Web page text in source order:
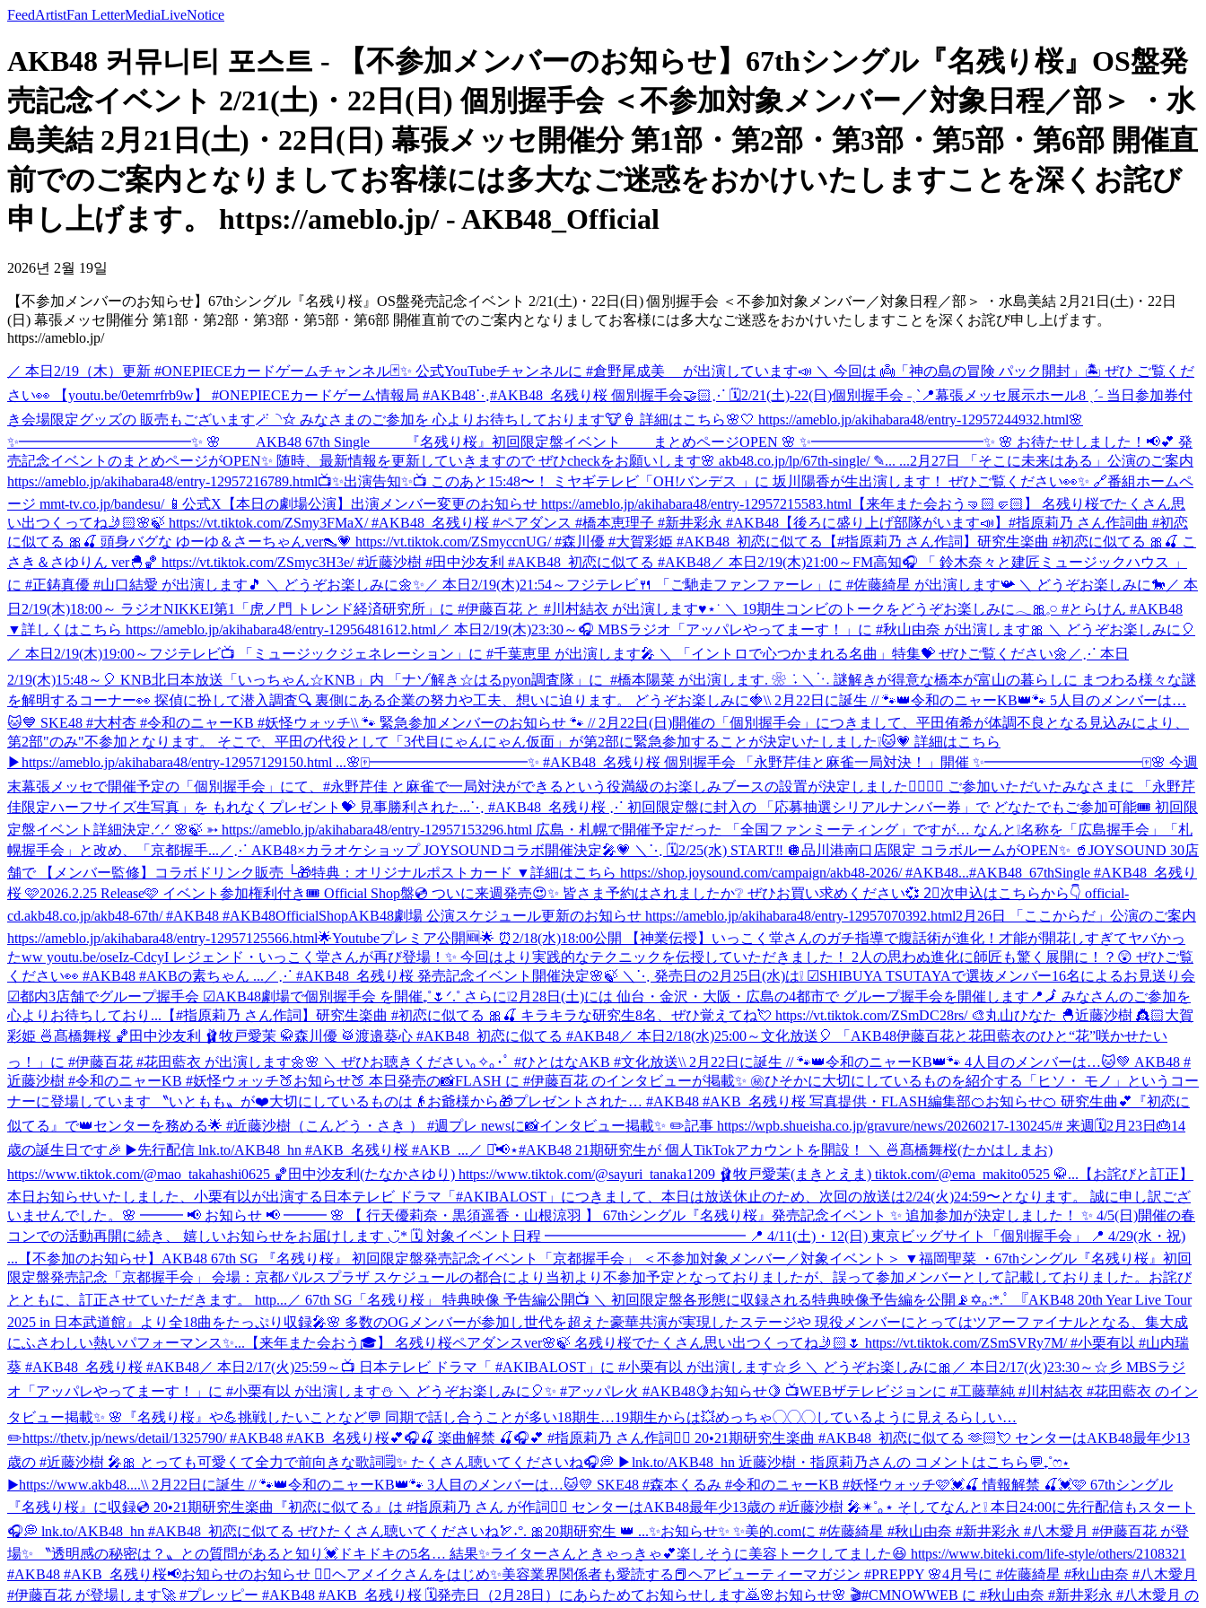
FeedArtistFan LetterMediaLiveNotice
AKB48 커뮤니티 포스트 - 【不参加メンバーのお知らせ】67thシングル『名残り桜』OS盤発
売記念イベント 2/21(土)・22日(日) 個別握手会 ＜不参加対象メンバー／対象日程／部＞ ・水
島美結 2月21日(土)・22日(日) 幕張メッセ開催分 第1部・第2部・第3部・第5部・第6部 開催直
前でのご案内となりましてお客様には多大なご迷惑をおかけいたしますことを深くお詫び
申し上げます。 https://ameblo.jp/ - AKB48_Official
2026년 2월 19일
【不参加メンバーのお知らせ】67thシングル『名残り桜』OS盤発売記念イベント 2/21(土)・22日(日) 個別握手会 ＜不参加対象メンバー／対象日程／部＞ ・水島美結 2月21日(土)・22日
(日) 幕張メッセ開催分 第1部・第2部・第3部・第5部・第6部 開催直前でのご案内となりましてお客様には多大なご迷惑をおかけいたしますことを深くお詫び申し上げます。
https://ameblo.jp/
／ 本日2/19（木）更新 #ONEPIECEカードゲームチャンネル🃏✨ 公式YouTubeチャンネルに #倉野尾成美 が出演しています📣 ＼ 今回は 👼「神の島の冒険 パック開封」🏝️ ぜひ ご覧くだ
さい👀 【youtu.be/0etemrfrb9w】 #ONEPIECEカードゲーム情報局 #AKB48⋱#AKB48_名残り桜 個別握手会🤝🏻⋰ 🗓️2/21(土)-22(日)個別握手会 ˗ˏˋ📍幕張メッセ展示ホール8 ˎˊ˗ 当日参加券付
き会場限定グッズの 販売もございます🪄◝✩ みなさまのご参加を 心よりお待ちしております🐮🍦 詳細はこちら🌸🤍 https://ameblo.jp/akihabara48/entry-12957244932.html🌸
✨━━━━━━━━━━━━✨ 🌸 AKB48 67th Single 『名残り桜』初回限定盤イベント まとめページOPEN 🌸 ✨━━━━━━━━━━━━✨ 🌸 お待たせしました！📢💕 発
売記念イベントのまとめページがOPEN✨ 随時、最新情報を更新していきますので ぜひcheckをお願いします🌸 akb48.co.jp/lp/67th-single/ ✎... ...2月27日 「そこに未来はある」公演のご案内
https://ameblo.jp/akihabara48/entry-12957216789.html📺✨出演告知✨📺 このあと15:48〜！ ミヤギテレビ「OH!バンデス 」に 坂川陽香が生出演します！ ぜひご覧ください👀✨ 🔗番組ホームペ
ージ mmt-tv.co.jp/bandesu/ 📱公式X 【本日の劇場公演】出演メンバー変更のお知らせ https://ameblo.jp/akihabara48/entry-12957215583.html 【来年また会おう🤜🏻🤛🏻】 名残り桜でたくさん思
い出つくってね🤳🏻🌸🍃 https://vt.tiktok.com/ZSmy3FMaX/ #AKB48_名残り桜 #ペアダンス #橋本恵理子 #新井彩永 #AKB48 【後ろに盛り上げ部隊がいます📣】#指原莉乃 さん作詞曲 #初恋
に似てる 🎀🍒 頭身バグな ゆーゆ＆さーちゃんver👠💗 https://vt.tiktok.com/ZSmyccnUG/ #森川優 #大賀彩姫 #AKB48_初恋に似てる
【#指原莉乃 さん作詞】研究生楽曲 #初恋に似てる 🎀🍒 こ
さき＆さゆりん ver🐣🏀 https://vt.tiktok.com/ZSmyc3H3e/ #近藤沙樹 #田中沙友利 #AKB48_初恋に似てる #AKB48／ 本日2/19(木)21:00～FM高知🎧 「 鈴⽊奈々と建匠ミュージックハウス 」
に #正鋳真優 #山口結愛 が出演します🎵 ＼ どうぞお楽しみに🌼✨ ／ 本日2/19(木)21:54～フジテレビ🍴 「ご馳走ファンファーレ」に #佐藤綺星 が出演します📯 ＼ どうぞお楽しみに🐎 ／ 本
日2/19(木)18:00～ ラジオNIKKEI第1「虎ノ門 トレンド経済研究所」に #伊藤百花 と #川村結衣 が出演します♥⋆˙ ＼ 19期生コンビのトークをどうぞお楽しみに𓂃🎀𓈒𓏸 #とらけん #AKB48
▼詳しくはこちら https://ameblo.jp/akihabara48/entry-12956481612.html ／ 本日2/19(木)23:30～🎧 MBSラジオ「アッパレやってまーす！」に #秋山由奈 が出演します🎀 ＼ どうぞお楽しみに🎈
／ 本日2/19(木)19:00～フジテレビ📺 「ミュージックジェネレーション」に #千葉恵里 が出演します🎤 ＼ 「イントロで心つかまれる名曲」特集💝 ぜひご覧ください🌼 ‎／⋰ ‎本日
2/19(木)15:48～🎈 ‎KNB北日本放送「いっちゃん☆KNB」内 ‎「ナゾ解き☆はるpyon調査隊」に ‎ ⁦‪#橋本陽菜‬⁩ が出演します. ❀ ݁ ˖ ‎＼⋱ ‎謎解きが得意な橋本が富山の暮らしに ‎まつわる様々な謎
を解明するコーナー👀 ‎探偵に扮して潜入調査🔍 ‎裏側にある企業の努力や工夫、想いに迫ります。 ‎どうぞお楽しみに🍓\\ 2月22日に誕生 // 🐾👑令和のニャーKB👑🐾 5人目のメンバーは…
🐱💙 SKE48 #大村杏 #令和のニャーKB #妖怪ウォッチ\\ 🐾 緊急参加メンバーのお知らせ 🐾 // 2月22日(日)開催の「個別握手会」につきまして、平田侑希が体調不良となる見込みにより、
第2部"のみ"不参加となります。 そこで、平田の代役として「3代目にゃんにゃん仮面」が第2部に緊急参加することが決定いたしました❕🐱💗 詳細はこちら
▶https://ameblo.jp/akihabara48/entry-12957129150.html ...🌸🀄️━━━━━━━━━━━✨ #AKB48_名残り桜 個別握手会 「永野芹佳と麻雀一局対決！」開催 ✨━━━━━━━━━━━🀄️🌸 今週
末幕張メッセで開催予定の「個別握手会」にて、#永野芹佳 と麻雀で一局対決ができるという役満級のお楽しみブースの設置が決定しました✊🏻🎯💖 ご参加いただいたみなさまに 「永野芹
佳限定ハーフサイズ生写真」を もれなくプレゼント💝 見事勝利された...⋱ #AKB48_名残り桜 ⋰ 初回限定盤に封入の 「応募抽選シリアルナンバー券」で どなたでもご参加可能🎟️ 初回限
定盤イベント詳細決定.ᐟ.ᐟ 🌸🍃 ➳ https://ameblo.jp/akihabara48/entry-12957153296.html 広島・札幌で開催予定だった 「全国ファンミーティング」ですが… なんと❕名称を「広島握手会」「札
幌握手会」と改め、「京都握手... ／⋰ AKB48×カラオケショップ JOYSOUNDコラボ開催決定🎤💗 ＼⋱ 🗓️2/25(水) START‼️ 🪩品川港南口店限定 コラボルームがOPEN✨ 🥤JOYSOUND 30店
舗で 【メンバー監修】コラボドリンク販売 └🎁特典：オリジナルポストカード ▼詳細はこちら https://shop.joysound.com/campaign/akb48-2026/ #AKB48...#AKB48_67thSingle #AKB48_名残り
桜 🩷2026.2.25 Release🩷 イベント参加権利付き🎟️ Official Shop盤💿 ついに来週発売😍✨ 皆さま予約はされましたか❔ ぜひお買い求めください💞 2⃣次申込はこちらから👇 official-
cd.akb48.co.jp/akb48-67th/ #AKB48 #AKB48OfficialShopAKB48劇場 公演スケジュール更新のお知らせ https://ameblo.jp/akihabara48/entry-12957070392.html2月26日 「ここからだ」公演のご案内
https://ameblo.jp/akihabara48/entry-12957125566.html🌟Youtubeプレミア公開🆕🌟 ⏰2/18(水)18:00公開 【神業伝授】いっこく堂さんのガチ指導で腹話術が進化！才能が開花しすぎてヤバかっ
たww youtu.be/oseIz-CdcyI レジェンド・いっこく堂さんが再び登場！✨ 今回はより実践的なテクニックを伝授していただきました！ 2人の思わぬ進化に師匠も驚く展開に！？😲 ぜひご覧
ください👀 #AKB48 #AKBの素ちゃん ... ／⋰ #AKB48_名残り桜 発売記念イベント開催決定🌸🍃 ＼⋱ 発売日の2月25日(水)は❕ ☑︎SHIBUYA TSUTAYAで選抜メンバー16名によるお見送り会
☑︎都内3店舗でグループ握手会 ☑︎AKB48劇場で個別握手会 を開催₊˚🌷ᐟ.˚ さらに❕2月28日(土)には 仙台・金沢・大阪・広島の4都市で グループ握手会を開催します📍🗾 みなさんのご参加を
心よりお待ちしており... 【#指原莉乃 さん作詞】研究生楽曲 #初恋に似てる 🎀🍒 キラキラな研究生8名、ぜひ覚えてね💘 https://vt.tiktok.com/ZSmDC28rs/ 🎨丸山ひなた 🐣近藤沙樹 👸🏻大賀
彩姫 🍜髙橋舞桜 🏀田中沙友利 🩰牧戸愛茉 🥋森川優 🥁渡邉葵心 #AKB48_初恋に似てる #AKB48／ 本日2/18(水)25:00～文化放送🎈 「AKB48伊藤百花と花田藍衣のひと“花”咲かせたい
っ！」に #伊藤百花 #花田藍衣 が出演します🌼🌸 ＼ ぜひお聴きください｡✧｡･ﾟ #ひとはなAKB #文化放送\\ 2月22日に誕生 // 🐾👑令和のニャーKB👑🐾 4人目のメンバーは…🐱💚 AKB48 #
近藤沙樹 #令和のニャーKB #妖怪ウォッチ🍑お知らせ🍑 本日発売の📸FLASH に #伊藤百花 のインタビューが掲載✨ ㊙️ひそかに大切にしているものを紹介する「ヒソ・ モノ」というコー
ナーに登場しています 〝いともも〟が❤️大切にしているものは👴お爺様から🎁プレゼントされた… #AKB48 #AKB_名残り桜 写真提供・FLASH編集部🍊お知らせ🍊 研究生曲💕『初恋に
似てる』で👑センターを務める🌟 #近藤沙樹（こんどう・さき ） #週プレ newsに📸インタビュー掲載✨ ✏️記事 https://wpb.shueisha.co.jp/gravure/news/20260217-130245/# 来週🗓2月23日🎂14
歳の誕生日です🎉 ▶️先行配信 lnk.to/AKB48_hn #AKB_名残り桜 #AKB_... ／ ⋆͛📢⋆#AKB48 21期研究生が 個人TikTokアカウントを開設！ ＼ 🍜髙橋舞桜(たかはしまお)
https://www.tiktok.com/@mao_takahashi0625 🏀田中沙友利(たなかさゆり) https://www.tiktok.com/@sayuri_tanaka1209 🩰牧戸愛茉(まきとえま) tiktok.com/@ema_makito0525 🥋... 【お詫びと訂正】
本日お知らせいたしました、小栗有以が出演する日本テレビ ドラマ「#AKIBALOST」につきまして、本日は放送休止のため、次回の放送は2/24(火)24:59〜となります。 誠に申し訳ござ
いませんでした。 🌸 ━━━ 📢 お知らせ 📢 ━━━ 🌸 【 行天優莉奈・黒須遥香・山根涼羽 】 67thシングル『名残り桜』発売記念イベント ✨ 追加参加が決定しました！ ✨ 4/5(日)開催の春
コンでの活動再開に続き、 嬉しいお知らせをお届けします ◡̈* 🗓 対象イベント日程 ━━━━━━━━━━━━━━ 📍 4/11(土)・12(日) 東京ビッグサイト「個別握手会」 📍 4/29(水・祝)
... 【不参加のお知らせ】AKB48 67th SG 『名残り桜』 初回限定盤発売記念イベント「京都握手会」 ＜不参加対象メンバー／対象イベント＞ ▼福岡聖菜 ・67thシングル『名残り桜』初回
限定盤発売記念「京都握手会」 会場：京都パルスプラザ スケジュールの都合により当初より不参加予定となっておりましたが、誤って参加メンバーとして記載しておりました。お詫び
とともに、訂正させていただきます。 http... ／ 67th SG「名残り桜」 特典映像 予告編公開📺 ＼ 初回限定盤各形態に収録される特典映像予告編を公開📡✡｡:*.ﾟ 『AKB48 20th Year Live Tour
2025 in 日本武道館』より全18曲をたっぷり収録🎤🌸 多数のOGメンバーが参加し世代を超えた豪華共演が実現したステージや 現役メンバーにとってはツアーファイナルとなる、集大成
にふさわしい熱いパフォーマンス✨... 【来年また会おう🎓】 名残り桜ペアダンスver🌸🍃 名残り桜でたくさん思い出つくってね🤳🏻🌷 https://vt.tiktok.com/ZSmSVRy7M/ #小栗有以 #山内瑞
葵 #AKB48_名残り桜 #AKB48／ 本日2/17(火)25:59～📺 日本テレビ ドラマ「 #AKIBALOST」に #小栗有以 が出演します☆彡 ＼ どうぞお楽しみに🎀 ／ 本日2/17(火)23:30～☆彡 MBSラジ
オ「アッパレやってまーす！」に #小栗有以 が出演します⛄ ＼ どうぞお楽しみに🎈✨ #アッパレ火 #AKB48🍋お知らせ🍋 📺WEBザテレビジョンに #工藤華純 #川村結衣 #花田藍衣 のイン
タビュー掲載✨ 🌸『名残り桜』や💪挑戦したいことなど💬 同期で話し合うことが多い18期生…19期生からは💥めっちゃ◯◯◯しているように見えるらしい…
✏️https://thetv.jp/news/detail/1325790/ #AKB48 #AKB_名残り桜💕🎧🍒 楽曲解禁 🍒🎧💕 #指原莉乃 さん作詞✍🏻 20•21期研究生楽曲 #AKB48_初恋に似てる 🫶🏻💘 センターはAKB48最年少13
歳の #近藤沙樹 🎤🎀 とっても可愛くて全力で前向きな歌詞🗒️✨ たくさん聴いてくださいね🎧💭 ▶︎lnk.to/AKB48_hn 近藤沙樹・指原莉乃さんの コメントはこちら💬₊˚ෆ⋆
▶︎https://www.akb48....\\ 2月22日に誕生 // 🐾👑令和のニャーKB👑🐾 3人目のメンバーは…🐱💛 SKE48 #森本くるみ #令和のニャーKB #妖怪ウォッチ🩷💓🍒 情報解禁 🍒💓🩷 67thシングル
『名残り桜』に収録💿 20•21期研究生楽曲『初恋に似てる』は #指原莉乃 さん が作詞✍🏻 センターはAKB48最年少13歳の #近藤沙樹 🎤✴︎˚｡⋆ そしてなんと❕ 本日24:00に先行配信もスタート
🎧💭 lnk.to/AKB48_hn #AKB48_初恋に似てる ぜひたくさん聴いてくださいね🏹˖°. 🎀20期研究生 👑 ...✨お知らせ✨ ✨美的.comに #佐藤綺星 #秋山由奈 #新井彩永 #八木愛月 #伊藤百花 が登
場✨ 〝透明感の秘密は？〟との質問があると知り💓ドキドキの5名… 結果✨ライターさんときゃっきゃ💕楽しそうに美容トークしてました😆 https://www.biteki.com/life-style/others/2108321
#AKB48 #AKB_名残り桜📢お知らせのお知らせ 💆‍♀️ヘアメイクさんをはじめ✨美容業界関係者も愛読する📕ヘアビューティーマガジン #PREPPY 🌸4月号に #佐藤綺星 #秋山由奈 #八木愛月
#伊藤百花 が登場します🚀 #プレッピー #AKB48 #AKB_名残り桜 🗓発売日（2月28日）にあらためてお知らせします🙇🌸お知らせ🌸 🎬#CMNOWWEB に #秋山由奈 #新井彩永 #八木愛月 の